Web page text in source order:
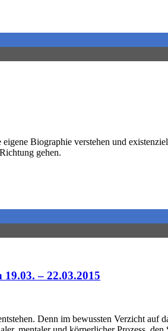
Biographie verstehen und
gehen.
– 22.03.2015
Denn im bewussten Verzicht